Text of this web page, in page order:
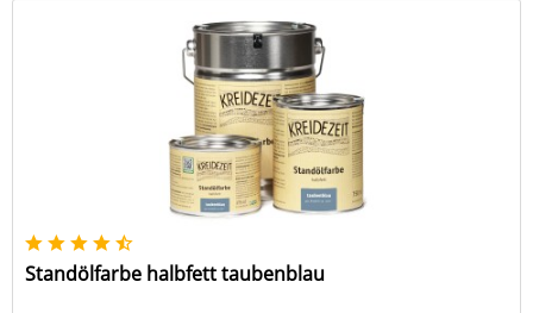
Standölfarbe halbfett taubenblau